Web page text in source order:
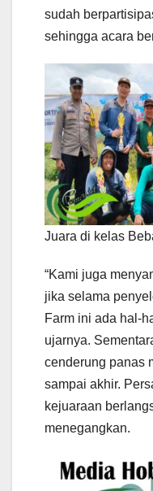
sudah
sehingga acara
Juara di kelas
“Kami juga
jika selama
Farm ini ada hal-
ujarnya.
cenderung panas
sampai akhir.
kejuaraan
menegangkan.